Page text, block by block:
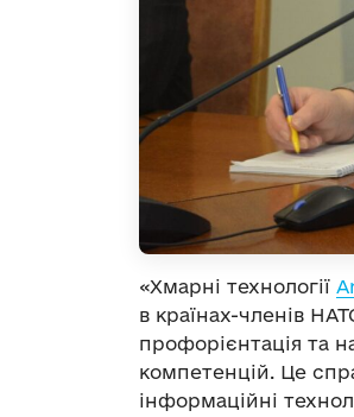
«Хмарні технології
в країнах-членів
профорієнтація та
компетенцій. Це
інформаційні